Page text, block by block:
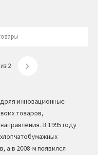
2
инновационные
товаров,
В 1995 году
а в 2008-м появился